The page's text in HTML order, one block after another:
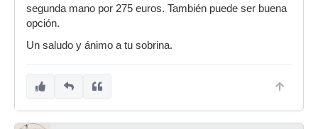
segunda mano por 275 euros. También puede ser buena
opción.
Un saludo y ánimo a tu sobrina.